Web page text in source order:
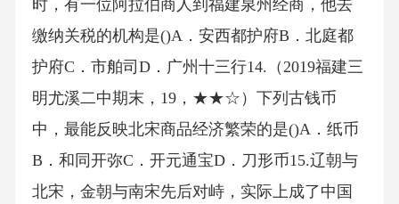
时，有一位阿拉伯商人到福建泉州经商，他去
缴纳关税的机构是()A．安西都护府B．北庭都
护府C．市舶司D．广州十三行14.（2019福建三
明尤溪二中期末，19，★★☆）下列古钱币
中，最能反映北宋商品经济繁荣的是()A．纸币
B．和同开弥C．开元通宝D．刀形币15.辽朝与
北宋，金朝与南宋先后对峙，实际上成了中国